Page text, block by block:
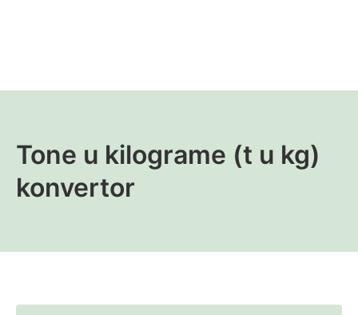
Tone u kilograme (t u kg)
konvertor